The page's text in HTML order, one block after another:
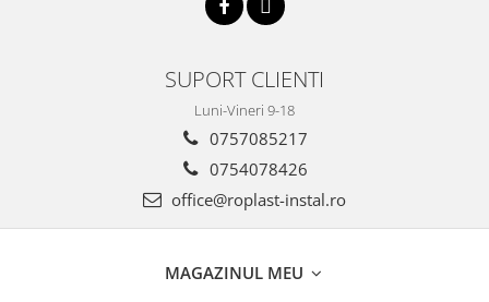
SUPORT CLIENTI
Luni-Vineri 9-18
0757085217
0754078426
office@roplast-instal.ro
MAGAZINUL MEU